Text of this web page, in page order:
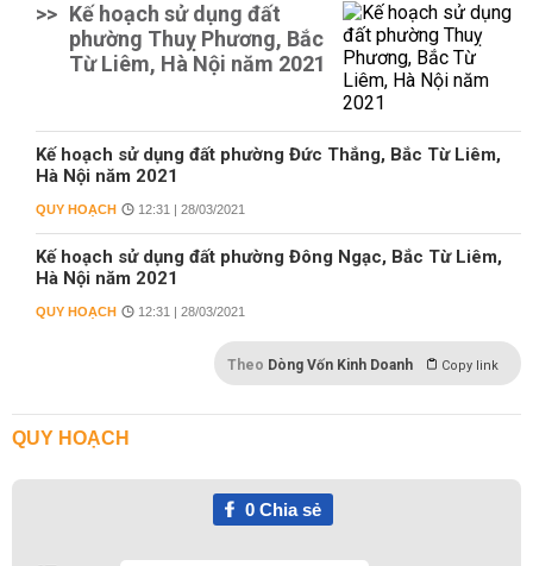
>> Kế hoạch sử dụng đất
phường Thuỵ Phương, Bắc
Từ Liêm, Hà Nội năm 2021
Kế hoạch sử dụng đất phường Đức Thắng, Bắc Từ Liêm,
Hà Nội năm 2021
QUY HOẠCH 12:31 | 28/03/2021
Kế hoạch sử dụng đất phường Đông Ngạc, Bắc Từ Liêm,
Hà Nội năm 2021
QUY HOẠCH 12:31 | 28/03/2021
Theo Dòng Vốn Kinh Doanh Copy link
QUY HOẠCH
0Chia sẻ